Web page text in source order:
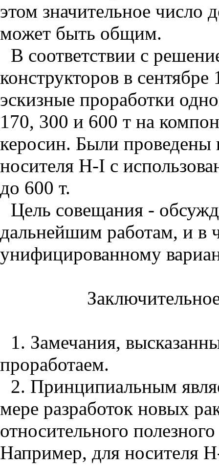
этом значительное число
может быть общим.
В соответствии с
конструкторов в
эскизные проработки
170, 300 и 600 т на
керосин. Были проведены
носителя Н-I с
до 600 т.
Цель совещания -
дальнейшим работам, и в
унифицированному
1. Замечания,
проработаем.
2. Принципиальным
мере разработок новых
относительного
Например, для носителя